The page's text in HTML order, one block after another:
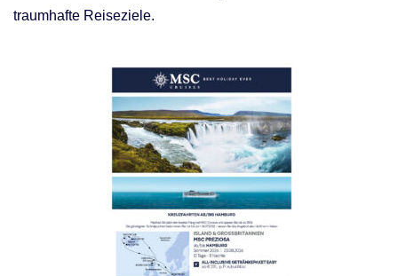
traumhafte Reiseziele.